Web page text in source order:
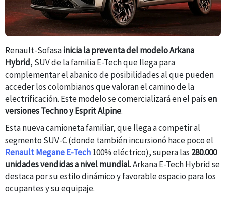
Renault-Sofasainicia la preventa del modelo Arkana
Hybrid, SUV de la familia E-Tech que llega para
complementar el abanico de posibilidades al que pueden
acceder los colombianos que valoran el camino de la
electrificación. Este modelo se comercializará en el paísen
versiones Techno y Esprit Alpine.
Esta nueva camioneta familiar, que llega a competir al
segmento SUV-C (donde también incursionó hace poco el
Renault Megane E-Tech100% eléctrico), supera las 280.000
unidades vendidas a nivel mundial. Arkana E-Tech Hybrid se
destaca por su estilo dinámico y favorable espacio para los
ocupantes y su equipaje.